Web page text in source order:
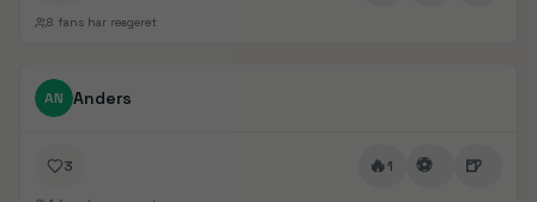
8 fans har reageret
FanDays bidrag
AN Anders
3 🔥1 ⚽ 🍺